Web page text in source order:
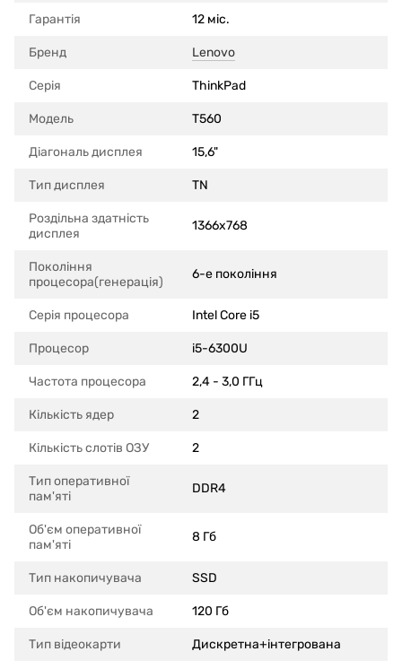
Гарантія 12 міс.
Бренд Lenovo
Серія ThinkPad
Модель T560
Діагональ дисплея 15,6"
Тип дисплея TN
Роздільна здатність
дисплея
1366x768
Покоління
процесора(генерація)
6-е покоління
Серія процесора Intel Core i5
Процесор i5-6300U
Частота процесора 2,4 - 3,0 ГГц
Кількість ядер 2
Кількість слотів ОЗУ 2
Тип оперативної
пам'яті
DDR4
Об'єм оперативної
пам'яті
8 Гб
Тип накопичувача SSD
Об'єм накопичувача 120 Гб
Тип відеокарти Дискретна+інтегрована